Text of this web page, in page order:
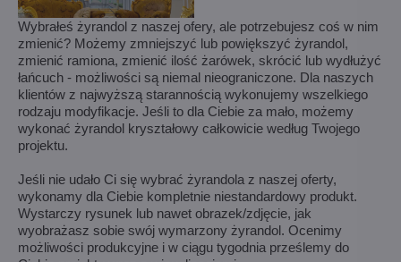
Wybrałeś żyrandol z naszej ofery, ale potrzebujesz coś w nim
zmienić? Możemy zmniejszyć lub powiększyć żyrandol,
zmienić ramiona, zmienić ilość żarówek, skrócić lub wydłużyć
łańcuch - możliwości są niemal nieograniczone. Dla naszych
klientów z najwyższą starannością wykonujemy wszelkiego
rodzaju modyfikacje. Jeśli to dla Ciebie za mało, możemy
wykonać żyrandol kryształowy całkowicie według Twojego
projektu.
Jeśli nie udało Ci się wybrać żyrandola z naszej oferty,
wykonamy dla Ciebie kompletnie niestandardowy produkt.
Wystarczy rysunek lub nawet obrazek/zdjęcie, jak
wyobrażasz sobie swój wymarzony żyrandol. Ocenimy
możliwości produkcyjne i w ciągu tygodnia prześlemy do